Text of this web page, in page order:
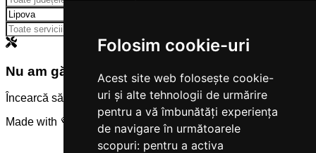
Folosim cookie-uri
Acest site web folosește cookie-
uri și alte tehnologii de urmărire
pentru a vă îmbunătăți experiența
de navigare în următoarele
scopuri: pentru a activa
Nu am găsit servicii
Încearcă să modifici criteriile de căutare.
Made with 💜 by
Servicegest